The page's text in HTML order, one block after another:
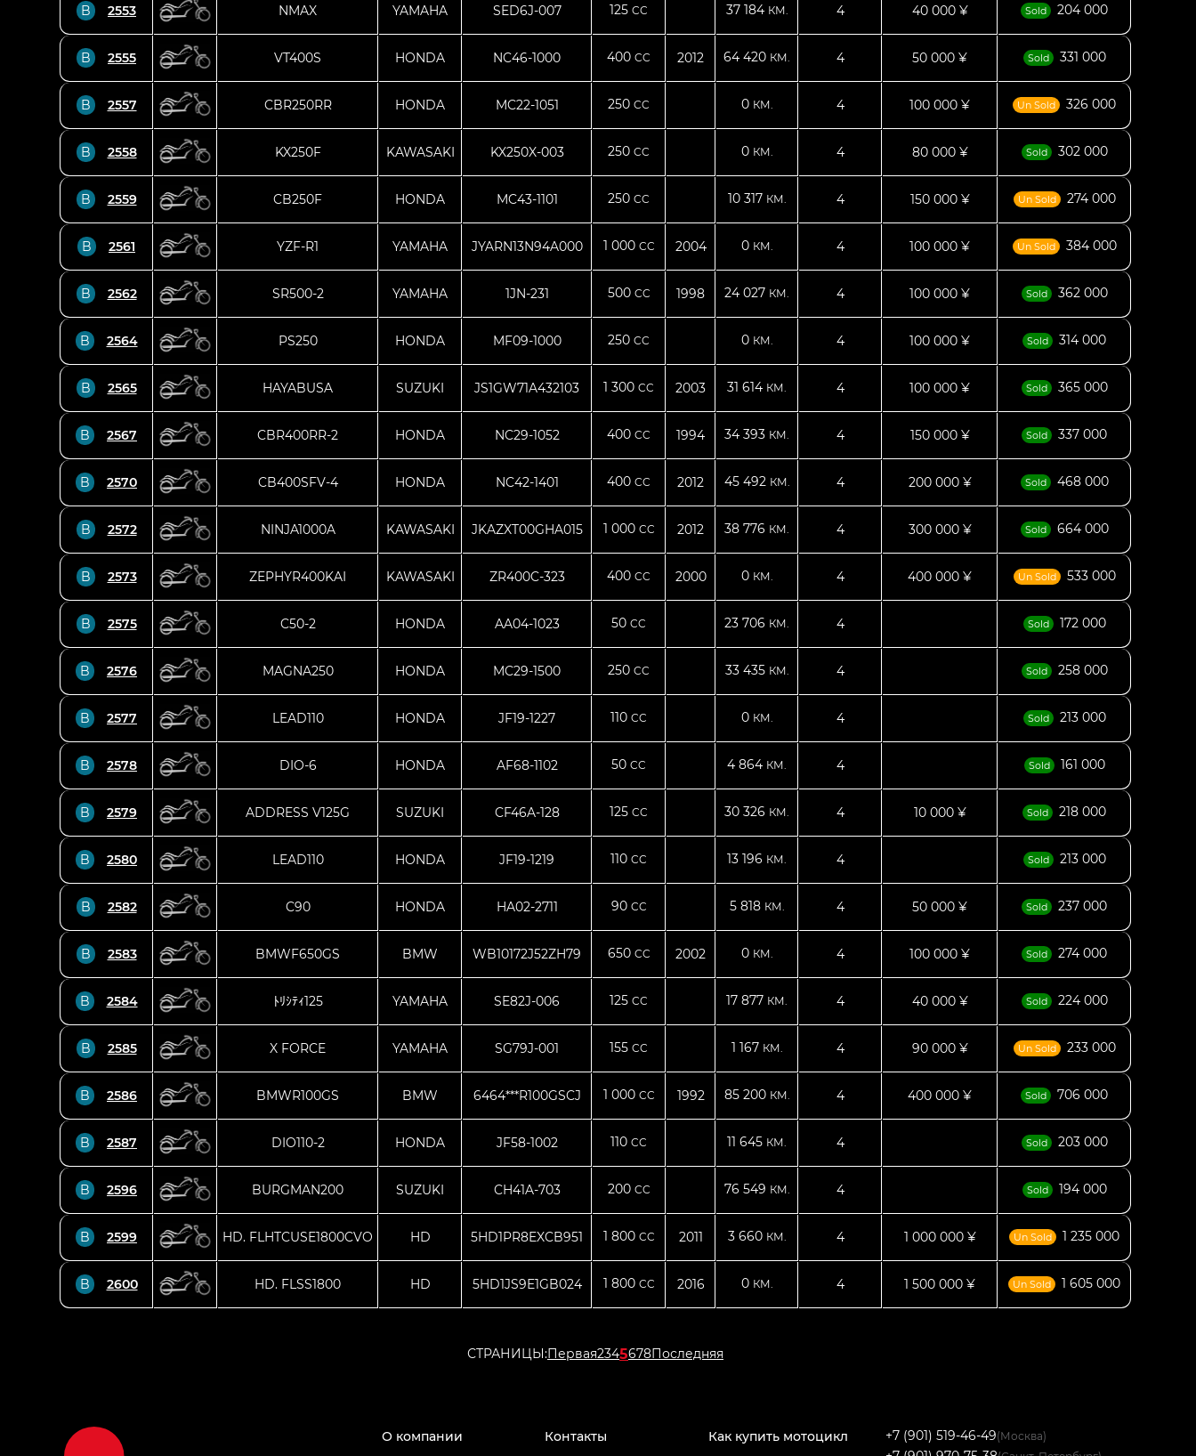
B 2553 NMAX YAMAHA SED6J-007 125 CC 37 184 КМ. 4 40 000 ¥ Sold 204 000
B 2555 VT400S HONDA NC46-1000 400 CC 2012 64 420 КМ. 4 50 000 ¥ Sold 331 000
B 2557 CBR250RR HONDA MC22-1051 250 CC 0 КМ. 4 100 000 ¥ Un Sold 326 000
B 2558 KX250F KAWASAKI KX250X-003 250 CC 0 КМ. 4 80 000 ¥ Sold 302 000
B 2559 CB250F HONDA MC43-1101 250 CC 10 317 КМ. 4 150 000 ¥ Un Sold 274 000
B 2561 YZF-R1 YAMAHA JYARN13N94A000 1 000 CC 2004 0 КМ. 4 100 000 ¥ Un Sold 384 000
B 2562 SR500-2 YAMAHA 1JN-231 500 CC 1998 24 027 КМ. 4 100 000 ¥ Sold 362 000
B 2564 PS250 HONDA MF09-1000 250 CC 0 КМ. 4 100 000 ¥ Sold 314 000
B 2565 HAYABUSA SUZUKI JS1GW71A432103 1 300 CC 2003 31 614 КМ. 4 100 000 ¥ Sold 365 000
B 2567 CBR400RR-2 HONDA NC29-1052 400 CC 1994 34 393 КМ. 4 150 000 ¥ Sold 337 000
B 2570 CB400SFV-4 HONDA NC42-1401 400 CC 2012 45 492 КМ. 4 200 000 ¥ Sold 468 000
B 2572 NINJA1000A KAWASAKI JKAZXT00GHA015 1 000 CC 2012 38 776 КМ. 4 300 000 ¥ Sold 664 000
B 2573 ZEPHYR400KAI KAWASAKI ZR400C-323 400 CC 2000 0 КМ. 4 400 000 ¥ Un Sold 533 000
B 2575 C50-2 HONDA AA04-1023 50 CC 23 706 КМ. 4 Sold 172 000
B 2576 MAGNA250 HONDA MC29-1500 250 CC 33 435 КМ. 4 Sold 258 000
B 2577 LEAD110 HONDA JF19-1227 110 CC 0 КМ. 4 Sold 213 000
B 2578 DIO-6 HONDA AF68-1102 50 CC 4 864 КМ. 4 Sold 161 000
B 2579 ADDRESS V125G SUZUKI CF46A-128 125 CC 30 326 КМ. 4 10 000 ¥ Sold 218 000
B 2580 LEAD110 HONDA JF19-1219 110 CC 13 196 КМ. 4 Sold 213 000
B 2582 C90 HONDA HA02-2711 90 CC 5 818 КМ. 4 50 000 ¥ Sold 237 000
B 2583 BMWF650GS BMW WB10172J52ZH79 650 CC 2002 0 КМ. 4 100 000 ¥ Sold 274 000
B 2584 ﾄﾘｼﾃｨ125 YAMAHA SE82J-006 125 CC 17 877 КМ. 4 40 000 ¥ Sold 224 000
B 2585 X FORCE YAMAHA SG79J-001 155 CC 1 167 КМ. 4 90 000 ¥ Un Sold 233 000
B 2586 BMWR100GS BMW 6464***R100GSCJ 1 000 CC 1992 85 200 КМ. 4 400 000 ¥ Sold 706 000
B 2587 DIO110-2 HONDA JF58-1002 110 CC 11 645 КМ. 4 Sold 203 000
B 2596 BURGMAN200 SUZUKI CH41A-703 200 CC 76 549 КМ. 4 Sold 194 000
B 2599 HD. FLHTCUSE1800CVO HD 5HD1PR8EXCB951 1 800 CC 2011 3 660 КМ. 4 1 000 000 ¥ Un Sold 1 235 000
B 2600 HD. FLSS1800 HD 5HD1JS9E1GB024 1 800 CC 2016 0 КМ. 4 1 500 000 ¥ Un Sold 1 605 000
СТРАНИЦЫ:Первая2345678Последняя
О компании Контакты Как купить мотоцикл +7 (901) 519-46-49(Москва)